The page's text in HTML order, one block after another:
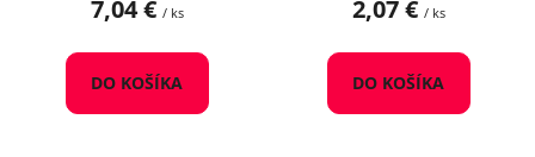
7,04 € / ks
DO KOŠÍKA
2,07 € / ks
DO KOŠÍKA